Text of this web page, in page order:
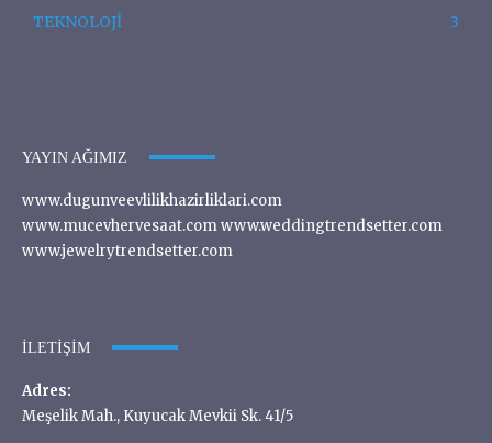
TEKNOLOJİ 3
YAYIN AĞIMIZ
www.dugunveevlilikhazirliklari.com
www.mucevhervesaat.com www.weddingtrendsetter.com
www.jewelrytrendsetter.com
İLETIŞIM
Adres:
Meşelik Mah., Kuyucak Mevkii Sk. 41/5